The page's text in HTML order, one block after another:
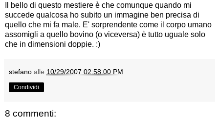
Il bello di questo mestiere è che comunque quando mi
succede qualcosa ho subito un immagine ben precisa di
quello che mi fa male. E' sorprendente come il corpo umano
assomigli a quello bovino (o viceversa) è tutto uguale solo
che in dimensioni doppie. :)
stefano alle 10/29/2007 02:58:00 PM
Condividi
8 commenti: